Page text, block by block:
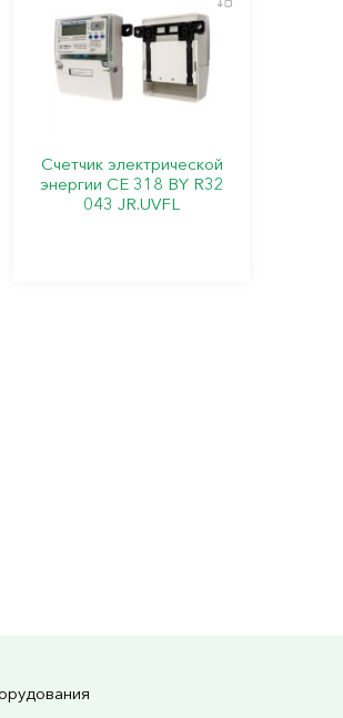
Счетчик электрической
энергии СЕ 318 BY R32
043 JR.UVFL